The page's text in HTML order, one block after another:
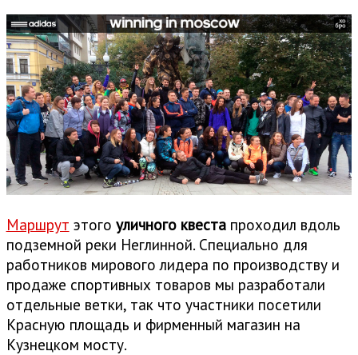
Маршрут этого уличного квестапроходил вдоль
подземной реки Неглинной. Специально для
работников мирового лидера по производству и
продаже спортивных товаров мы разработали
отдельные ветки, так что участники посетили
Красную площадь и фирменный магазин на
Кузнецком мосту.